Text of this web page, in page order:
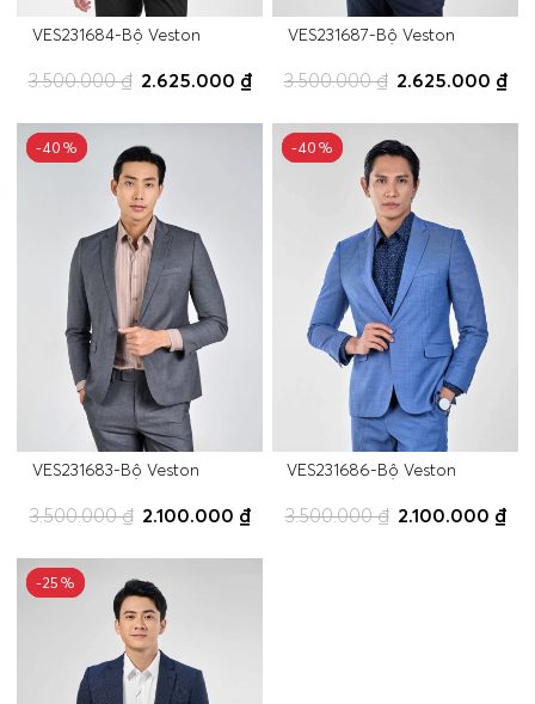
VES231684-Bộ Veston
2.625.000 ₫
3.500.000 ₫
VES231687-Bộ Veston
2.625.000 ₫
3.500.000 ₫
VES231683-Bộ Veston
2.100.000 ₫
-40%
-40%
3.500.000 ₫
VES231686-Bộ Veston
2.100.000 ₫
-40%
-40%
3.500.000 ₫
-25%
-25%